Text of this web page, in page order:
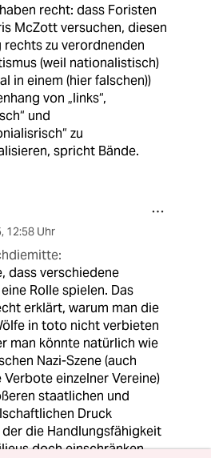
recht: dass Foristen
McZott versuchen, diesen
zu verordnenden
(weil nationalistisch)
in einem (hier falschen))
von „links“,
und
zu
spricht Bände.
, 12:58 Uhr
dass verschiedene
Rolle spielen. Das
erklärt, warum man die
in toto nicht verbieten
man könnte natürlich wie
Nazi-Szene (auch
einzelner Vereine)
staatlichen und
Druck
der die Handlungsfähigkeit
doch einschränken